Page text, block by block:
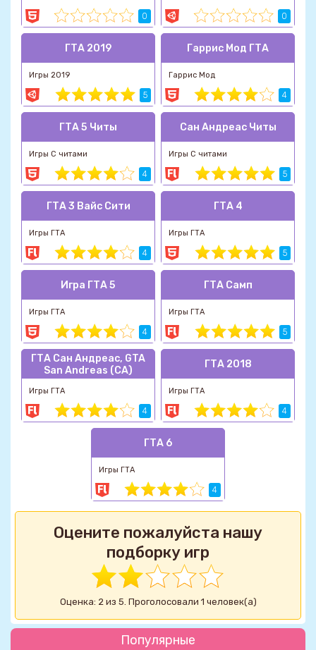
Популярные
0 0
ГТА 2019
Игры 2019
5
Гаррис Мод ГТА
Гаррис Мод
4
ГТА 5 Читы
Игры С читами
4
Сан Андреас Читы
Игры С читами
5
ГТА 3 Вайс Сити
Игры ГТА
4
ГТА 4
Игры ГТА
5
Игра ГТА 5
Игры ГТА
4
ГТА Самп
Игры ГТА
5
ГТА Сан Андреас, GTA
San Andreas (СА)
Игры ГТА
4
ГТА 2018
Игры ГТА
4
ГТА 6
Игры ГТА
4
Оцените пожалуйста нашу
подборку игр
Оценка: 2 из 5. Проголосовали 1 человек(а)